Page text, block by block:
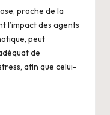
proche de la
l’impact des agents
peut
de
afin que celui-